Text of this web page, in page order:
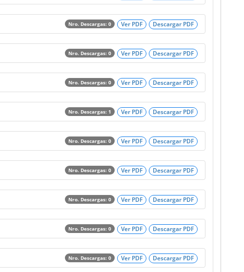
Descargar PDF
Ver PDF
Nro. Descargas: 0
Descargar PDF
Ver PDF
Nro. Descargas: 0
Descargar PDF
Ver PDF
Nro. Descargas: 0
Descargar PDF
Ver PDF
Nro. Descargas: 1
Descargar PDF
Ver PDF
Nro. Descargas: 0
Descargar PDF
Ver PDF
Nro. Descargas: 0
Descargar PDF
Ver PDF
Nro. Descargas: 0
Descargar PDF
Ver PDF
Nro. Descargas: 0
Descargar PDF
Ver PDF
Nro. Descargas: 0